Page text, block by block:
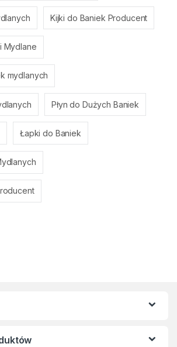
Kijki do Baniek Producent
Mydlane
mydlanych
Płyn do Dużych Baniek
Łapki do Baniek